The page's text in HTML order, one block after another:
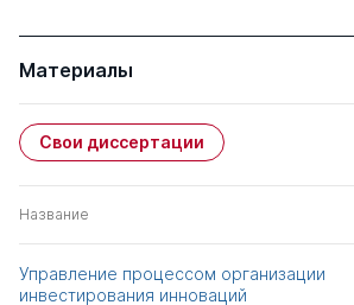
Материалы
Свои диссертации
Название
Управление процессом организации
инвестирования инноваций